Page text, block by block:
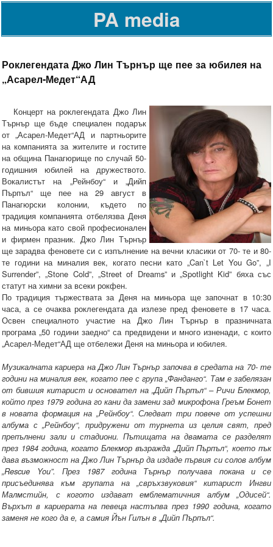
PA media
Роклегендата Джо Лин Търнър ще пее за юбилея на
„Асарел-Медет“АД
Концерт на роклегендата Джо Лин
Търнър ще бъде специален подарък
от „Асарел-Медет“АД и партньорите
на компанията за жителите и гостите
на община Панагюрище по случай 50-
годишния юбилей на дружеството.
Вокалистът на „Рейнбоу“ и „Дийп
Пърпъл“ ще пее на 29 август в
Панагюрски колонии, където по
традиция компанията отбелязва Деня
на миньора като свой професионален
и фирмен празник. Джо Лин Търнър
ще зарадва феновете си с изпълнение на вечни класики от 70- те и 80-
те години на миналия век, когато песни като „Can`t Let You Go”, „I
Surrender”, „Stone Cold”, „Street of Dreams” и „Spotlight Kid” бяха със
статут на химни за всеки рокфен.
По традиция тържествата за Деня на миньора ще започнат в 10:30
часа, а се очаква роклегендата да излезе пред феновете в 17 часа.
Освен специалното участие на Джо Лин Търнър в празничната
програма „50 години заедно“ са предвидени и много изненади, с които
„Асарел-Медет“АД ще отбележи Деня на миньора и юбилея.
Музикалната кариера на Джо Лин Търнър започва в средата на 70- те
години на миналия век, когато пее с група „Фанданго“. Там е забелязан
от бившия китарист и основател на „Дийп Пърпъл“ – Ричи Блекмор,
който през 1979 година го кани да замени зад микрофона Греъм Бонет
в новата формация на „Рейнбоу“. Следват три повече от успешни
албума с „Рейнбоу“, придружени от турнета из целия свят, пред
препълнени зали и стадиони. Пътищата на двамата се разделят
през 1984 година, когато Блекмор възражда „Дийп Пърпъл“, което пък
дава възможност на Джо Лин Търнър да издаде първия си солов албум
„Rescue You”. През 1987 година Търнър получава покана и се
присъединява към групата на „свръхзвуковия“ китарист Ингви
Малмстийн, с когото издават емблематичния албум „Одисей“.
Върхът в кариерата на певеца настъпва през 1990 година, когато
заменя не кого да е, а самия Йън Гилън в „Дийп Пърпъл“.